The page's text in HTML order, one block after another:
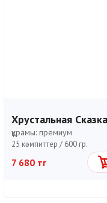
Хрустальная Сказка
құрамы: премиум
25 кәмпиттер / 600 гр.
7 680 тг